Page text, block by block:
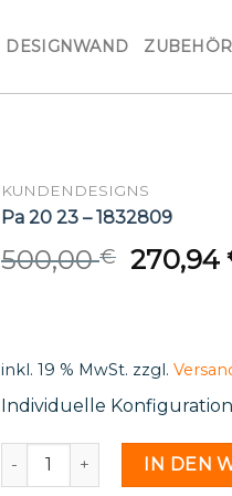
DESIGNWAND ZUBEHÖR
KUNDENDESIGNS
Pa 20 23 – 1832809
500,00€ 270,94
inkl. 19 % MwSt. zzgl.
Individuelle Konfiguration
Pa 20 23 - 1832809 Menge
IN DEN